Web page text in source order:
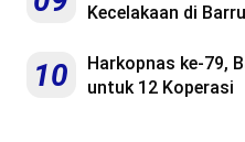
Kecelakaan di Barru
10
Harkopnas ke-79,
untuk 12 Koperasi